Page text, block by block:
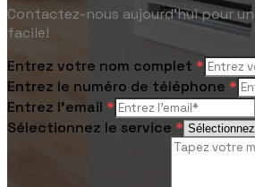
Contactez-nous aujourd'hui pour
facile!
Entrez votre nom complet *
Entrez le numéro de téléphone *
Entrez l'email *
Sélectionnez le service *